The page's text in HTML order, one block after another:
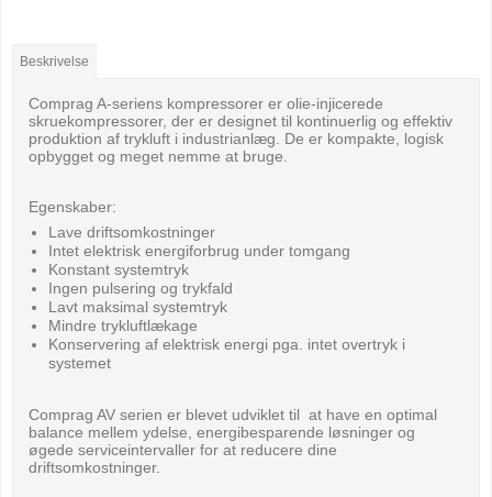
Beskrivelse
Comprag A-seriens kompressorer er olie-injicerede
skruekompressorer, der er designet til kontinuerlig og effektiv
produktion af trykluft i industrianlæg. De er kompakte, logisk
opbygget og meget nemme at bruge.
Egenskaber:
Lave driftsomkostninger
Intet elektrisk energiforbrug under tomgang
Konstant systemtryk
Ingen pulsering og trykfald
Lavt maksimal systemtryk
Mindre trykluftlækage
Konservering af elektrisk energi pga. intet overtryk i
systemet
Comprag AV serien er blevet udviklet til at have en optimal
balance mellem ydelse, energibesparende løsninger og
øgede serviceintervaller for at reducere dine
driftsomkostninger.